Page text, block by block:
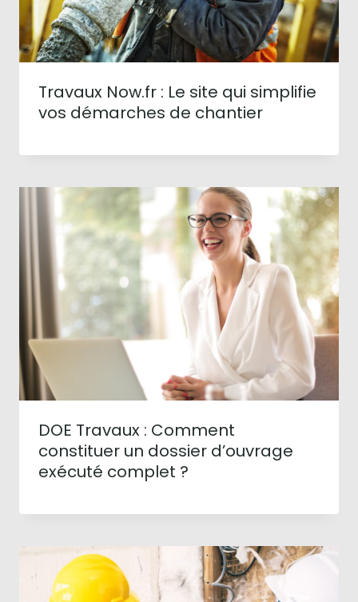
Travaux Now.fr : Le site qui simplifie
vos démarches de chantier
DOE Travaux : Comment
constituer un dossier d’ouvrage
exécuté complet ?